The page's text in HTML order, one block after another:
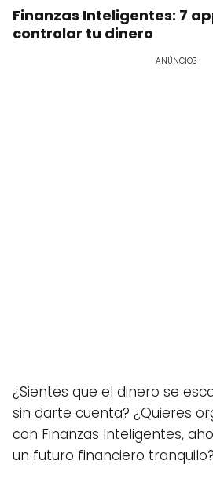
Finanzas Inteligentes: 7
controlar tu dinero
ANÚNCIOS
¿Sientes que el dinero se
sin darte cuenta? ¿Quieres
con Finanzas Inteligentes,
un futuro financiero tranquilo?